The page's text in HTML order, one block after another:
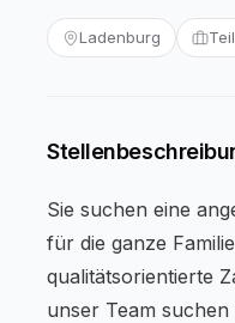
Ladenburg
Sie suchen eine
für die ganze
qualitätsorientierte
unser Team